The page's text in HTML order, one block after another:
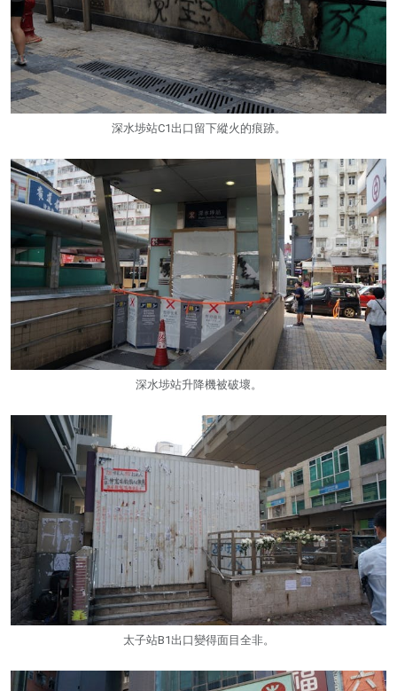
深水埗站C1出口留下縱火的痕跡。
深水埗站升降機被破壞。
太子站B1出口變得面目全非。